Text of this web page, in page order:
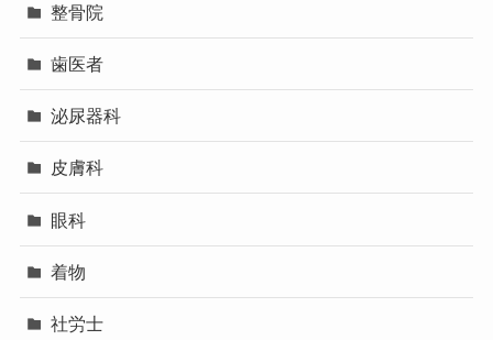
整骨院
歯医者
泌尿器科
皮膚科
眼科
着物
社労士